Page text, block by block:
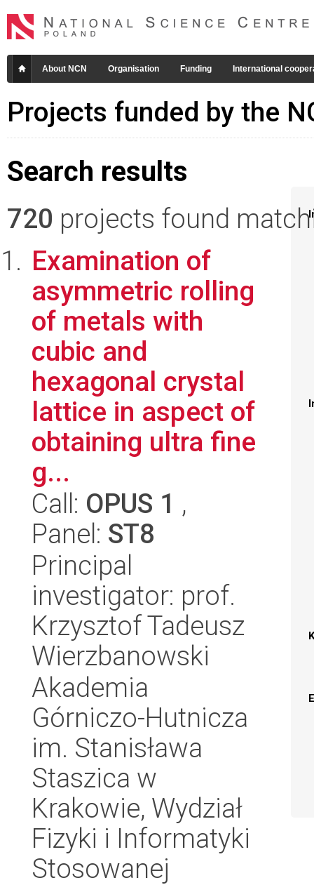
About NCN Organisation Funding International
Projects funded by the
Search results
720 projects found
Examination of
asymmetric rolling
of metals with
cubic and
hexagonal crystal
lattice in aspect of
obtaining ultra fine
g...
Call: OPUS 1 ,
Panel: ST8
Principal
investigator: prof.
Krzysztof Tadeusz
Wierzbanowski
Akademia
Górniczo-Hutnicza
im. Stanisława
Staszica w
Krakowie, Wydział
Fizyki i Informatyki
Stosowanej